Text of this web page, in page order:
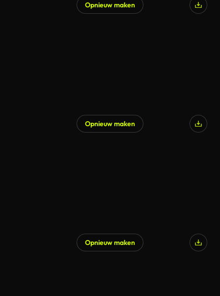
Opnieuw maken
Opnieuw maken
Opnieuw maken